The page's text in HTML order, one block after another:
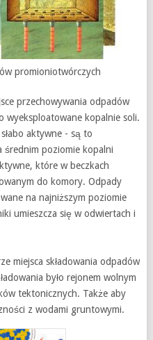
promioniotwórczych
przechowywania odpadów
wyeksploatowane kopalnie soli.
aktywne - są to
średnim poziomie kopalni
które w beczkach
do komory. Odpady
na najniższym poziomie
umieszcza się w odwiertach i
miejsca składowania odpadów
było rejonem wolnym
tektonicznych. Także aby
z wodami gruntowymi.